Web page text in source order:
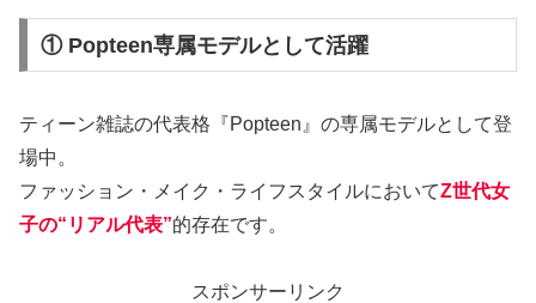
① Popteen専属モデルとして活躍
ティーン雑誌の代表格『Popteen』の専属モデルとして登
場中。
ファッション・メイク・ライフスタイルにおいてZ世代女
子の“リアル代表”的存在です。
スポンサーリンク